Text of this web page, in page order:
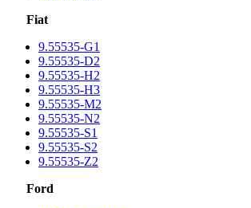
Fiat
9.55535-G1
9.55535-D2
9.55535-H2
9.55535-H3
9.55535-M2
9.55535-N2
9.55535-S1
9.55535-S2
9.55535-Z2
Ford